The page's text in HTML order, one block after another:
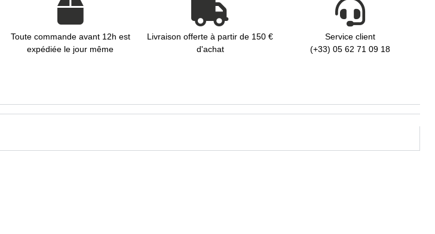
Toute commande avant 12h est
expédiée le jour même
Livraison offerte à partir de 150 €
d'achat
Service client
(+33) 05 62 71 09 18